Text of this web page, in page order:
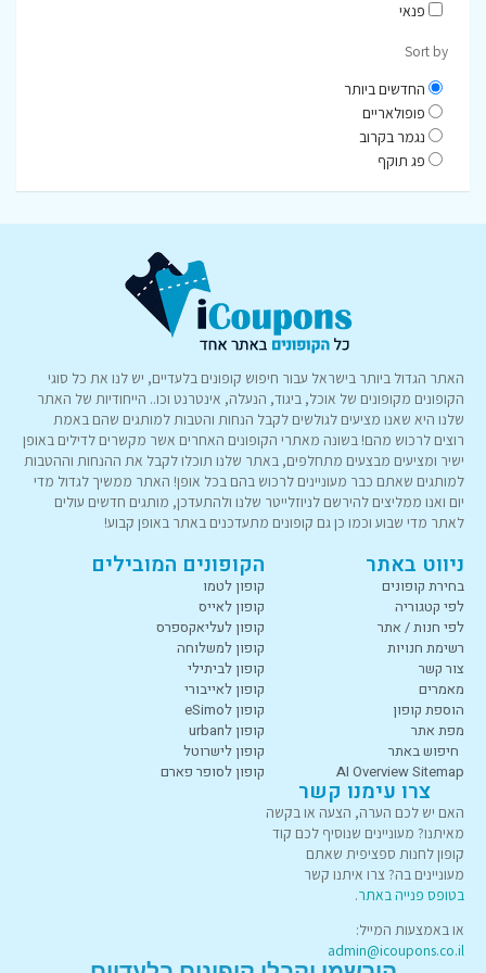
פנאי
Sort by
החדשים ביותר
פופולאריים
נגמר בקרוב
פג תוקף
האתר הגדול ביותר בישראל עבור חיפוש קופונים בלעדיים, יש לנו את כל סוגי
הקופונים מקופונים של אוכל, ביגוד, הנעלה, אינטרנט וכו.. הייחודיות של האתר
שלנו היא שאנו מציעים לגולשים לקבל הנחות והטבות למותגים שהם באמת
רוצים לרכוש מהם! בשונה מאתרי הקופונים האחרים אשר מקשרים לדילים באופן
ישיר ומציעים מבצעים מתחלפים, באתר שלנו תוכלו לקבל את ההנחות וההטבות
למותגים שאתם כבר מעוניינים לרכוש בהם בכל אופן! האתר ממשיך לגדול מדי
יום ואנו ממליצים להירשם לניוזלייטר שלנו ולהתעדכן, מותגים חדשים עולים
לאתר מדי שבוע וכמו כן גם קופונים מתעדכנים באתר באופן קבוע!
ניווט באתר
בחירת קופונים
לפי קטגוריה
לפי חנות / אתר
רשימת חנויות
צור קשר
מאמרים
הוספת קופון
מפת אתר
חיפוש באתר
AI Overview Sitemap
הקופונים המובילים
קופון לטמו
קופון לאייס
קופון לעליאקספרס
קופון למשלוחה
קופון לביתילי
קופון לאייבורי
קופון לeSimo
קופון לurban
קופון לישרוטל
קופון לסופר פארם
צרו עימנו קשר
האם יש לכם הערה, הצעה או בקשה
מאיתנו? מעוניינים שנוסיף לכם קוד
קופון לחנות ספציפית שאתם
מעוניינים בה? צרו איתנו קשר
בטופס פנייה באתר.
או באמצעות המייל:
admin@icoupons.co.il